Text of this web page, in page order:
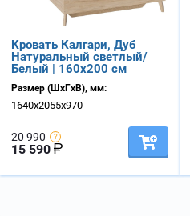
Кровать Калгари, Дуб
Натуральный светлый/
Белый | 160х200 см
Размер (ШхГхВ), мм:
1640х2055х970
20 990
15 590